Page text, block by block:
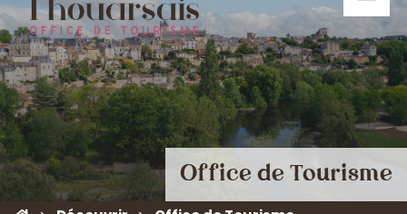
Office de Tourisme